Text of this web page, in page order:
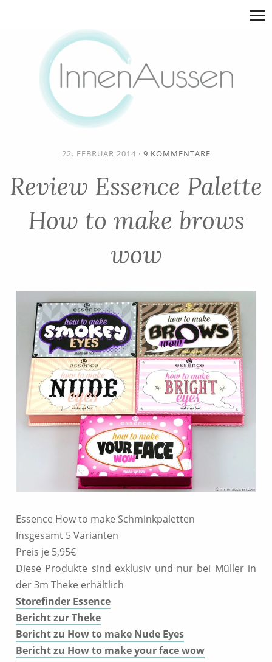
22. FEBRUAR 2014 · 9 KOMMENTARE
Review Essence Palette
How to make brows
wow
Essence How to make Schminkpaletten
Insgesamt 5 Varianten
Preis je 5,95€
Diese Produkte sind exklusiv und nur bei Müller in
der 3m Theke erhältlich
Storefinder Essence
Bericht zur Theke
Bericht zu How to make Nude Eyes
Bericht zu How to make your face wow